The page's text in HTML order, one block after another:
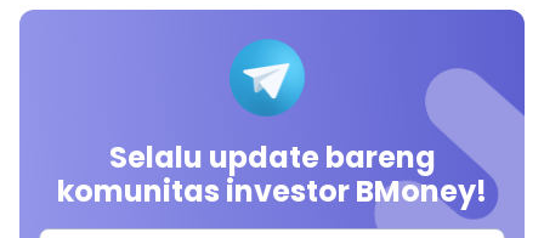
Selalu update bareng
komunitas investor BMoney!